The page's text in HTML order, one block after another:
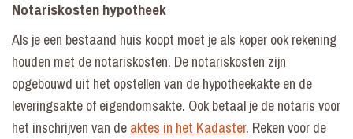
Notariskosten hypotheek
Als je een bestaand huis koopt moet je als koper ook rekening
houden met de notariskosten. De notariskosten zijn
opgebouwd uit het opstellen van de hypotheekakte en de
leveringsakte of eigendomsakte. Ook betaal je de notaris voor
het inschrijven van de aktes in het Kadaster. Reken voor de